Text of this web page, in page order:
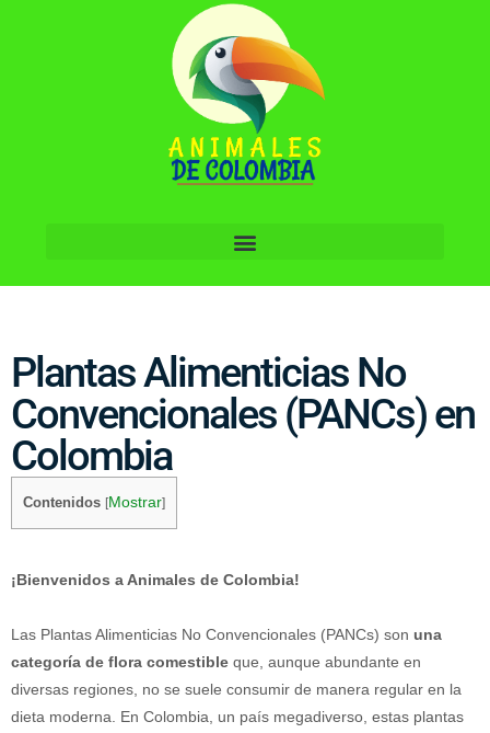
Plantas Alimenticias No
Convencionales (PANCs) en
Colombia
Contenidos [Mostrar]
¡Bienvenidos a Animales de Colombia!
Las Plantas Alimenticias No Convencionales (PANCs) son una
categoría de flora comestible que, aunque abundante en
diversas regiones, no se suele consumir de manera regular en la
dieta moderna. En Colombia, un país megadiverso, estas plantas